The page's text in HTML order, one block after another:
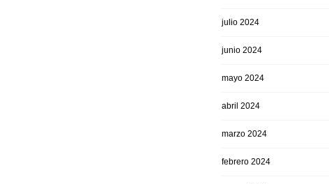
julio 2024
junio 2024
mayo 2024
abril 2024
marzo 2024
febrero 2024